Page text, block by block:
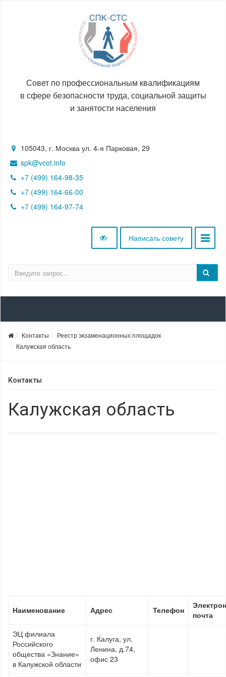
Совет по профессиональным квалификациям
в сфере безопасности труда, социальной защиты
и занятости населения
105043, г. Москва ул. 4-я Парковая, 29
spk@vcot.info
+7 (499) 164-98-35
+7 (499) 164-66-00
+7 (499) 164-97-74
Написать совету
Контакты
Реестр экзаменационных площадок
Калужская область
Контакты
Калужская область
Наименование Адрес Телефон
почта
ЭЦ филиала
Российского
общества «Знание»
в Калужской области
г. Калуга, ул.
Ленина, д.74,
офис 23